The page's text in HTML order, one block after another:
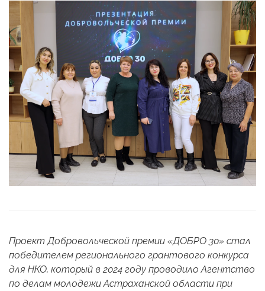
Проект Добровольческой премии «ДОБРО 30» стал
победителем регионального грантового конкурса
для НКО, который в 2024 году проводило Агентство
по делам молодежи Астраханской области при